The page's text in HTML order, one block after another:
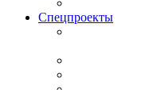
Спецпроекты